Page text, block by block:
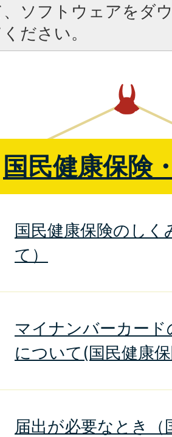
、ソフトウェアをダ
ださい。
国民健康保険
国民健康保険のしく
て）
マイナンバーカー
について(国民健康
届出が必要なとき